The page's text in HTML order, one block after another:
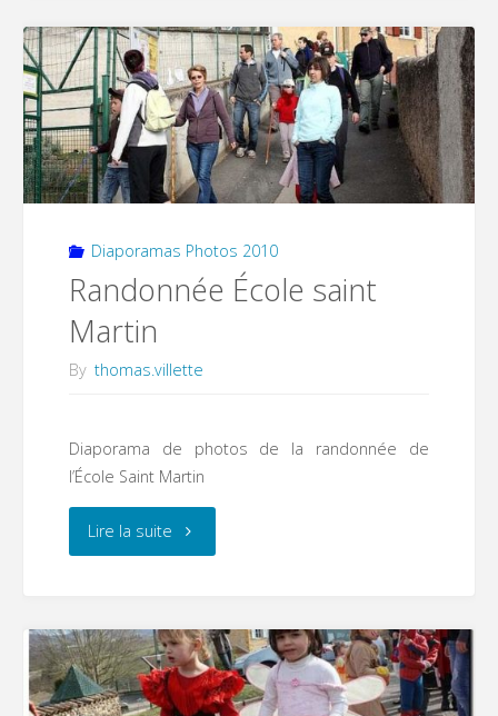
arts
et
loisirs"
Diaporamas Photos 2010
Randonnée École saint
Martin
By thomas.villette
Diaporama de photos de la randonnée de
l’École Saint Martin
Lire la suite"Randonnée
saint
Martin"